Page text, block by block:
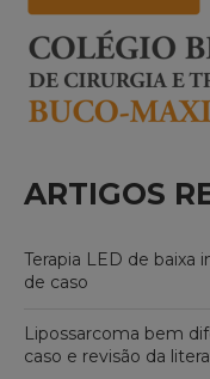
ARTIGOS
Terapia LED de baixa
de caso
Lipossarcoma bem
caso e revisão da